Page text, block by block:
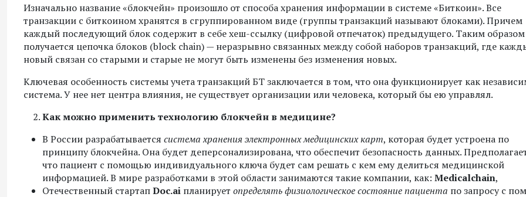
Изначально название «блокчейн» произошло от способа хранения информации в системе «Биткоин». Все
транзакции с биткоином хранятся в сгруппированном виде (группы транзакций называют блоками). Причем
каждый последующий блок содержит в себе хеш-ссылку (цифровой отпечаток) предыдущего. Таким
получается цепочка блоков (block chain) — неразрывно связанных между собой наборов транзакций, где
новый связан со старыми и старые не могут быть изменены без изменения новых.
Ключевая особенность системы учета транзакций БТ заключается в том, что она функционирует как
система. У нее нет центра влияния, не существует организации или человека, который бы ею управлял.
Как можно применить технологию блокчейн в медицине?
В России разрабатывается система хранения электронных медицинских карт, которая будет устроена по
принципу блокчейна. Она будет деперсонализирована, что обеспечит безопасность данных.
что пациент с помощью индивидуального ключа будет сам решать с кем ему делиться медицинской
информацией. В мире разработками в этой области занимаются такие компании, как: Medicalchain,
Отечественный стартапDoc.ai планирует определять физиологическое состояние пациента по запросу с